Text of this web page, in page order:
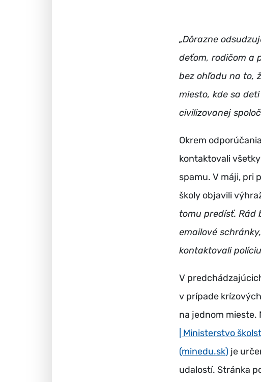
„Dôrazne
deťom, rodičom a
bez ohľadu na to,
miesto, kde sa
civilizovanej
Okrem
kontaktovali
spamu. V máji, pri
školy objavili
tomu predísť. Rád
emailové
kontaktovali
V
v prípade
na jednom mieste.
| Ministerstvo
(minedu.sk) je
udalostí. Stránka